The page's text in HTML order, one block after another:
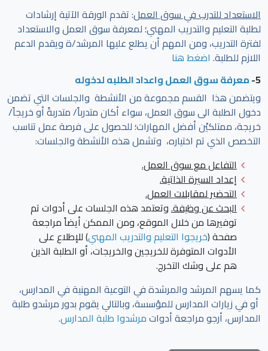
الاستعداد للتدرب في سوق العمل: تقدم الورقة الآتية إرشادات
لطلبة التعليم والتدريب المهني؛ لمعرفة سوق العمل والاستعداد
لفترة التدريب، ومن المهم أن يطلع عليها المرشد/ة ويقدم الدعم
اللازم للطلبة. اضغط هنا
5- معرفة سوق العمل واعداد الطلبه لدخوله
ويتضمن هذا القسم مجموعة من الأنشطة والجلسات التي تضمن
دخول الطلبة الى سوق العمل، سواء أكان متدرباً/ متدربةً أو خريجاً/
خريجة، ممتلكيْن أفضل المهارات؛ للحصول على فرصة عمل تناسب
التخصص الذي تم اختياره، وتشمل هذه الأنشطة والجلسات:
التفاعل مع سوق العمل.
إعداد السيرة الذاتية.
التحضير لمقابلات العمل.
البحث عن وظيفة.وتعتمد هذه الجلسات على أدوات تم
توفيرها من خلال الموقع، ومن الممكن أيضاً مراجعة
صفحة(خريجوا التعليم والتدريب المهني) للإطلاع على
الأدوات المتوفرة للخريجين والخريجات، أو الطلبة الذين
هم على وشك التخرج.
كما يسهم المرشد والمرشدة في التوعية المهنية في المدارس،
أو في زيارات المدارس للمؤسسة، وبالتالي يقوم بدور مرشدو طلبة
المدارس، أرجو مراجعة أدواتمرشدوا طلبة المدارس.